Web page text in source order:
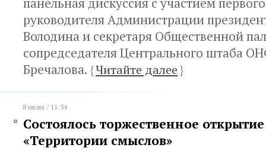
руководителя Администрации
Володина и секретаря Общественной
сопредседателя Центрального штаба
Бречалова. {Читайте далее}
8 июля / 11:54
Состоялось торжественное
«Территории смыслов»